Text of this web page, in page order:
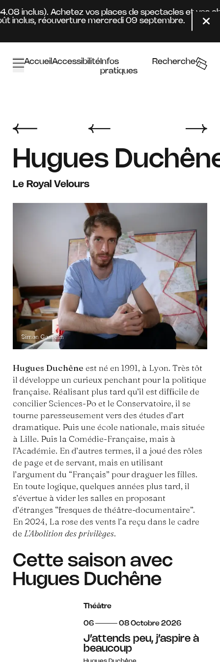
inclus). Achetez vos places de spectacles et vos
réouverture mercredi 09 septembre.
AccueilAccessibilitéInfos
pratiques
Recherche
Hugues
Le Royal Velours
Simon Gosselin
Hugues Duchêne est né en 1991, à Lyon. Très tôt
il développe un curieux penchant pour la politique
française. Réalisant plus tard qu’il est difficile de
concilier Sciences-Po et le Conservatoire, il se
tourne paresseusement vers des études d’art
dramatique. Puis une école nationale, mais située
à Lille. Puis la Comédie-Française, mais à
l’Académie. En d’autres termes, il a joué des rôles
de page et de servant, mais en utilisant
l’argument du “Français” pour draguer les filles.
En toute logique, quelques années plus tard, il
s’évertue à vider les salles en proposant
d’étranges “fresques de théâtre-documentaire”.
En 2024, La rose des vents l’a reçu dans le cadre
deL’Abolitiondes privilèges.
Cette saison avec
Hugues Duchêne
Théâtre
du
06 au
08 octobre
Octobre 2026
J’attends peu, j’aspire à
beaucoup